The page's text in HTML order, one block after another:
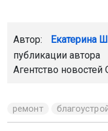
Автор: Екатерина
публикации автора
Агентство новостей
ремонт